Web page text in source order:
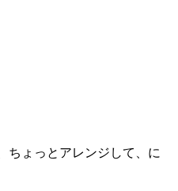
ちょっとアレンジして、に